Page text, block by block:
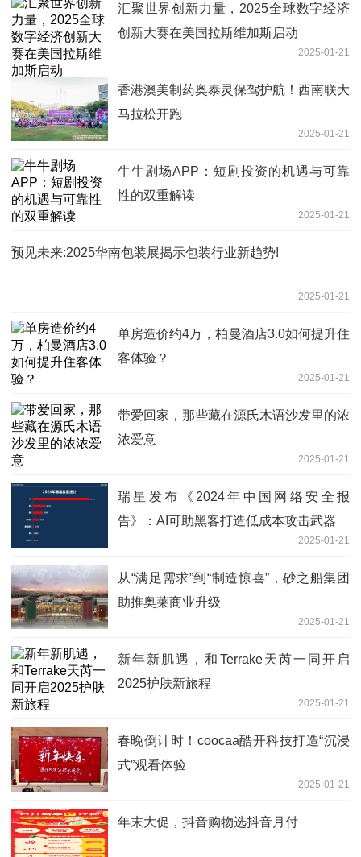
汇聚世界创新力量，2025全球数字经济
创新大赛在美国拉斯维加斯启动
2025-01-21
香港澳美制药奥泰灵保驾护航！西南联大
马拉松开跑
2025-01-21
牛牛剧场APP：短剧投资的机遇与可靠
性的双重解读
2025-01-21
预见未来:2025华南包装展揭示包装行业新趋势!
2025-01-21
单房造价约4万，柏曼酒店3.0如何提升住
客体验？
2025-01-21
带爱回家，那些藏在源氏木语沙发里的浓
浓爱意
2025-01-21
瑞星发布《2024年中国网络安全报
告》：AI可助黑客打造低成本攻击武器
2025-01-21
从“满足需求”到“制造惊喜”，砂之船集团
助推奥莱商业升级
2025-01-21
新年新肌遇，和Terrake天芮一同开启
2025护肤新旅程
2025-01-21
春晚倒计时！coocaa酷开科技打造“沉浸
式”观看体验
2025-01-21
年末大促，抖音购物选抖音月付